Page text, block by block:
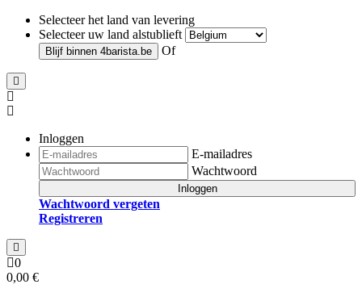
Selecteer het land van levering
Selecteer uw land alstublieft
Blijf binnen 4barista.be Of
Inloggen
E-mailadres
Wachtwoord
Inloggen
Wachtwoord vergeten
Registreren
0
0,00 €